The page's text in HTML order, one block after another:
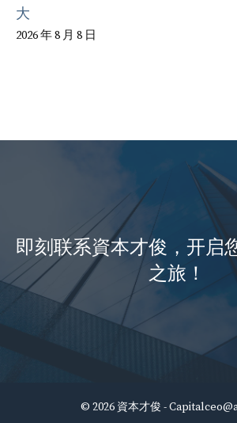
大
2026 年 8 月 8 日
即刻联系資本才俊，开启
之旅！
© 2026 資本才俊 -